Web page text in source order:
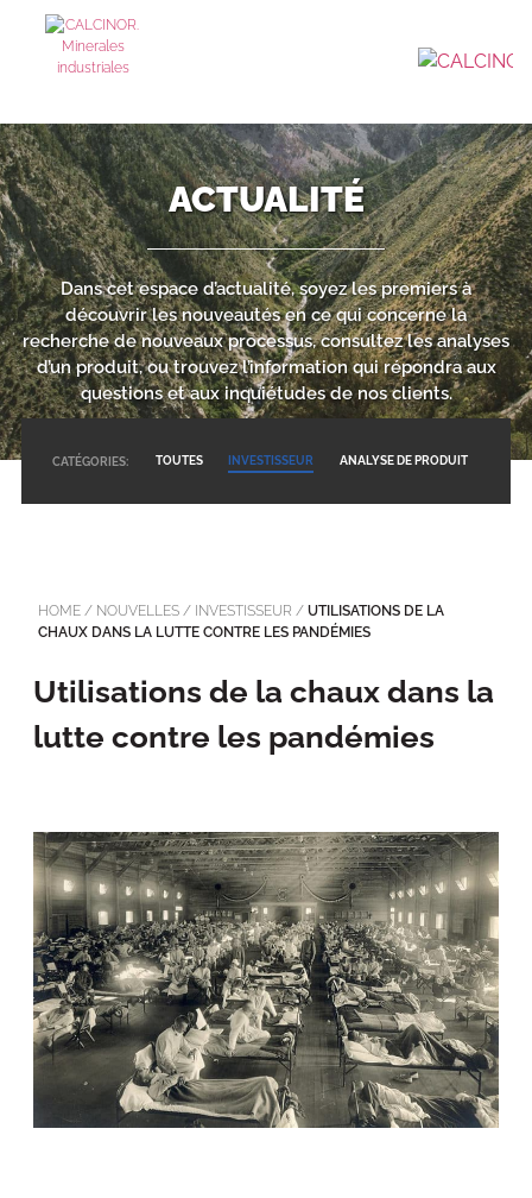
ACTUALITÉ
Dans cet espace d’actualité, soyez les premiers à
découvrir les nouveautés en ce qui concerne la
recherche de nouveaux processus, consultez les analyses
d’un produit, ou trouvez l’information qui répondra aux
questions et aux inquiétudes de nos clients.
CATÉGORIES: TOUTES INVESTISSEUR ANALYSE DE PRODUIT
HOME/ NOUVELLES/ INVESTISSEUR / UTILISATIONS DE LA
CHAUX DANS LA LUTTE CONTRE LES PANDÉMIES
Utilisations de la chaux dans la
lutte contre les pandémies